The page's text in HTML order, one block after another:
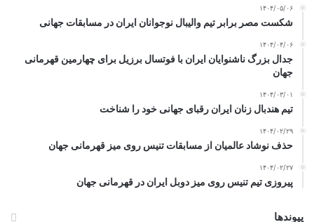
۱۴۰۴/۰۵/۰۶
شکست مصر برابر تیم والیبال نوجوانان ایران در مسابقات جهانی
۱۴۰۴/۰۴/۰۶
جدال بزرگ ناشنوایان ایران با فوتسال برزیل برای چهارمین قهرمانی
جهان
۱۴۰۴/۰۳/۰۱
تیم هندبال زنان ایران رقبای جهانی خود را شناخت
۱۴۰۴/۰۲/۲۹
حذف نوشاد عالمیان از مسابقات تنیس روی میز قهرمانی جهان
۱۴۰۴/۰۲/۲۷
پیروزی تیم تنیس روی میز دوبل ایران در قهرمانی جهان
پیوندها